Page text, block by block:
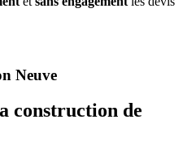
Neuve
construction de